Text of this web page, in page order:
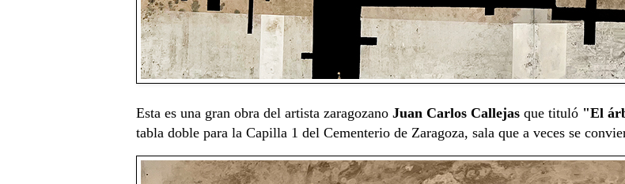
Esta es una gran obra del artista zaragozano Juan Carlos Callejasque tituló "El
tabla doble para la Capilla 1 del Cementerio de Zaragoza, sala que a veces se